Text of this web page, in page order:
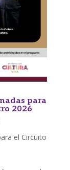
para
2026
el Circuito